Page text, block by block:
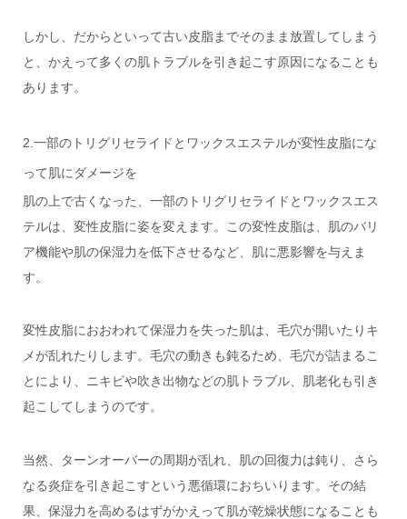
しかし、だからといって古い皮脂までそのまま放置してしまう
と、かえって多くの肌トラブルを引き起こす原因になることも
あります。
2.一部のトリグリセライドとワックスエステルが変性皮脂にな
って肌にダメージを
肌の上で古くなった、一部のトリグリセライドとワックスエス
テルは、変性皮脂に姿を変えます。この変性皮脂は、肌のバリ
ア機能や肌の保湿力を低下させるなど、肌に悪影響を与えま
す。
変性皮脂におおわれて保湿力を失った肌は、毛穴が開いたりキ
メが乱れたりします。毛穴の動きも鈍るため、毛穴が詰まるこ
とにより、ニキビや吹き出物などの肌トラブル、肌老化も引き
起こしてしまうのです。
当然、ターンオーバーの周期が乱れ、肌の回復力は鈍り、さら
なる炎症を引き起こすという悪循環におちいります。その結
果、保湿力を高めるはずがかえって肌が乾燥状態になることも